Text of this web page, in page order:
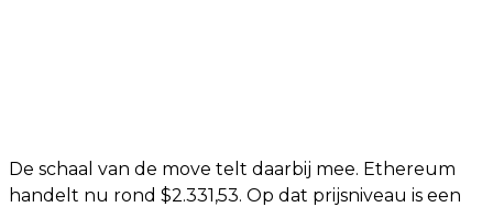
De schaal van de move telt daarbij mee. Ethereum
handelt nu rond $2.331,53. Op dat prijsniveau is een